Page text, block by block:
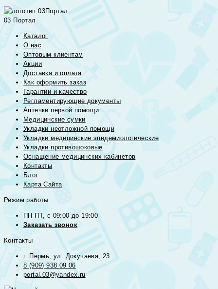
03 Портал
Каталог
О нас
Оптовым клиентам
Акции
Доставка и оплата
Как оформить заказ
Гарантии и качество
Регламентирующие документы
Аптечки первой помощи
Медицинские сумки
Укладки неотложной помощи
Укладки медицинские эпидемиологические
Укладки противошоковые
Оснащение медицинских кабинетов
Контакты
Блог
Карта Сайта
Режим работы
ПН-ПТ, с 09:00 до 19:00
Заказать звонок
Контакты
г. Пермь, ул. Докучаева, 23
8 (909) 938 09 06
portal.03@yandex.ru